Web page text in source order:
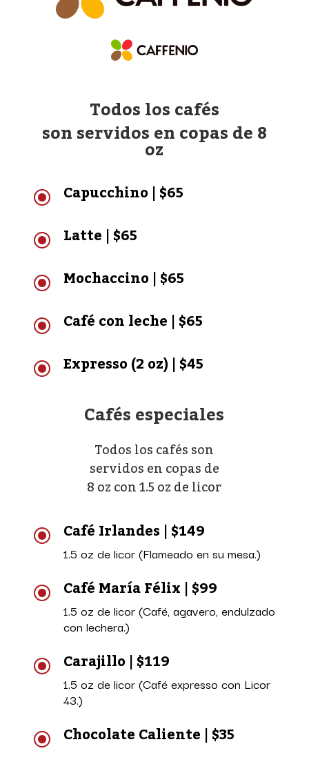
Todos los cafés
son servidos en copas de 8
oz
\ Capucchino | $65
\ Latte | $65
\ Mochaccino | $65
\ Café con leche | $65
\ Expresso (2 oz) | $45
Cafés especiales
Todos los cafés son
servidos en copas de
8 oz con 1.5 oz de licor
\ Café Irlandes | $149
1.5 oz de licor (Flameado en su mesa.)
\ Café María Félix | $99
1.5 oz de licor (Café, agavero, endulzado
con lechera.)
\ Carajillo | $119
1.5 oz de licor (Café expresso con Licor
43.)
\ Chocolate Caliente | $35